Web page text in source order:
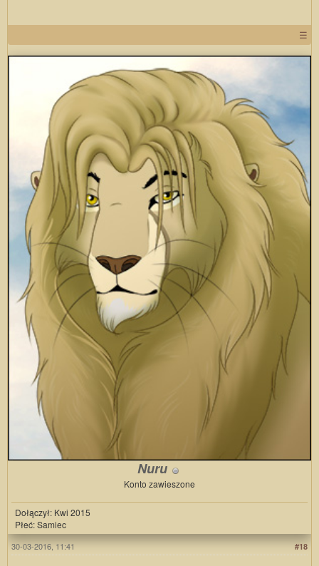
☰
Nuru
Konto zawieszone
Dołączył: Kwi 2015
Płeć: Samiec
#18
30-03-2016, 11:41